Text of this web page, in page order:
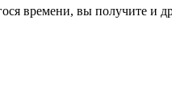
времени, вы получите и